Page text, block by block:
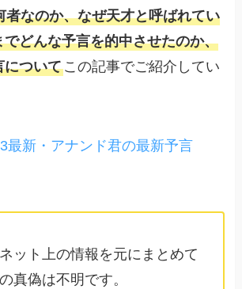
者なのか、なぜ天才と呼ばれてい
でどんな予言を的中させたのか、
についてこの記事でご紹介してい
最新・アナンド君の最新予言
ット上の情報を元にまとめて
真偽は不明です。